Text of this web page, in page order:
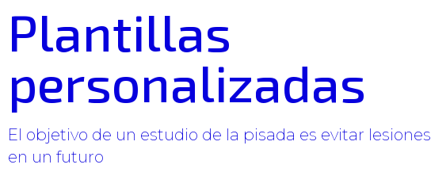
Plantillas
personalizadas
El objetivo de un estudio de la pisada es evitar lesiones
en un futuro